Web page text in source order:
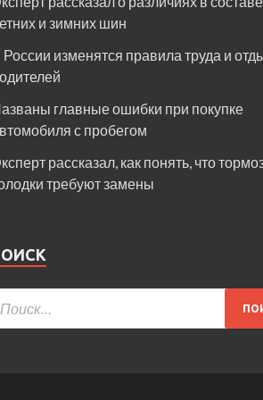
и зимних шин
России изменятся правила труда и
главные ошибки при покупке
с пробегом
рассказал, как понять, что
требуют замены